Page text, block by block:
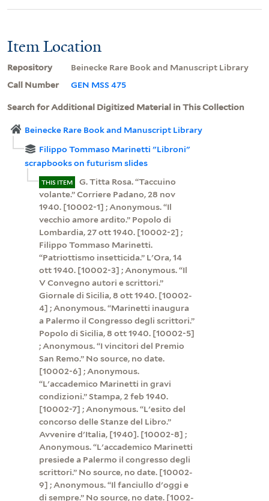
Item Location
Repository
Beinecke Rare Book and Manuscript Library
Call Number
GEN MSS 475
Search for Additional Digitized Material in This Collection
Beinecke Rare Book and Manuscript Library
Filippo Tommaso Marinetti "Libroni"
scrapbooks on futurism slides
THIS ITEM
G. Titta Rosa. “Taccuino
volante.” Corriere Padano, 28 nov
1940. [10002-1] ; Anonymous. “Il
vecchio amore ardito.” Popolo di
Lombardia, 27 ott 1940. [10002-2] ;
Filippo Tommaso Marinetti.
“Patriottismo insetticida.” L'Ora, 14
ott 1940. [10002-3] ; Anonymous. “Il
V Convegno autori e scrittori.”
Giornale di Sicilia, 8 ott 1940. [10002-
4] ; Anonymous. “Marinetti inaugura
a Palermo il Congresso degli scrittori.”
Popolo di Sicilia, 8 ott 1940. [10002-5]
; Anonymous. “I vincitori del Premio
San Remo.” No source, no date.
[10002-6] ; Anonymous.
“L'accademico Marinetti in gravi
condizioni.” Stampa, 2 feb 1940.
[10002-7] ; Anonymous. “L'esito del
concorso delle Stanze del Libro.”
Avvenire d'Italia, [1940]. [10002-8] ;
Anonymous. “L'accademico Marinetti
presiede a Palermo il congresso degli
scrittori.” No source, no date. [10002-
9] ; Anonymous. “Il fanciullo d'oggi e
di sempre.” No source, no date. [1002-